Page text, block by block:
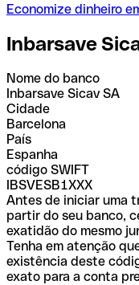
Economize dinheiro
Inbarsave
Nome do banco
Inbarsave Sicav SA
Cidade
Barcelona
País
Espanha
código SWIFT
IBSVESB1XXX
Antes de iniciar uma
partir do seu banco,
exatidão do mesmo
Tenha em atenção
existência deste
exato para a conta